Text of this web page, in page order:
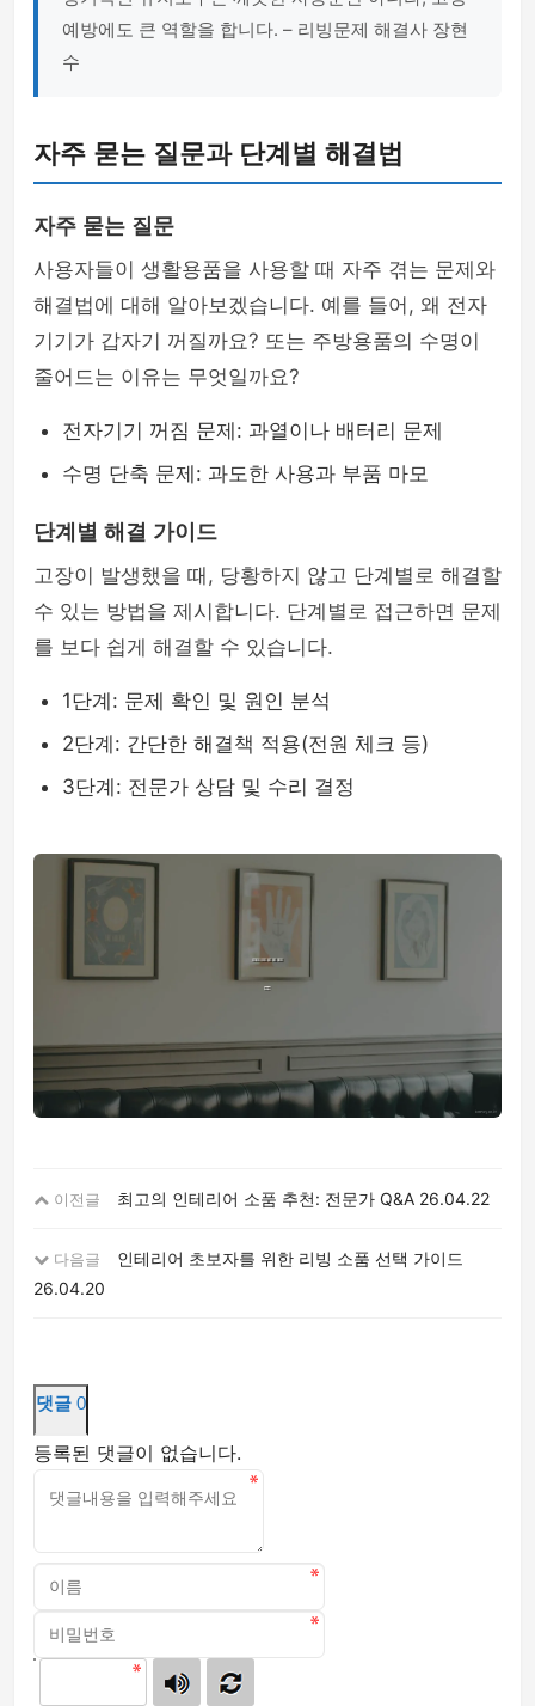
예방에도 큰 역할을 합니다. – 리빙문제 해결사 장현
수
자주 묻는 질문과 단계별 해결법
자주 묻는 질문
사용자들이 생활용품을 사용할 때 자주 겪는 문제와
해결법에 대해 알아보겠습니다. 예를 들어, 왜 전자
기기가 갑자기 꺼질까요? 또는 주방용품의 수명이
줄어드는 이유는 무엇일까요?
전자기기 꺼짐 문제: 과열이나 배터리 문제
수명 단축 문제: 과도한 사용과 부품 마모
단계별 해결 가이드
고장이 발생했을 때, 당황하지 않고 단계별로 해결할
수 있는 방법을 제시합니다. 단계별로 접근하면 문제
를 보다 쉽게 해결할 수 있습니다.
1단계: 문제 확인 및 원인 분석
2단계: 간단한 해결책 적용(전원 체크 등)
3단계: 전문가 상담 및 수리 결정
이전글 최고의 인테리어 소품 추천: 전문가 Q&A 26.04.22
다음글
인테리어 초보자를 위한 리빙 소품 선택 가이드
26.04.20
댓글 0
등록된 댓글이 없습니다.